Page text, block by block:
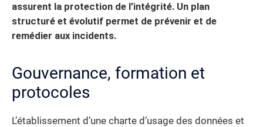
assurent la protection de l’intégrité. Un plan
structuré et évolutif permet de prévenir et de
remédier aux incidents.
Gouvernance, formation et
protocoles
L’établissement d’une charte d’usage des données et